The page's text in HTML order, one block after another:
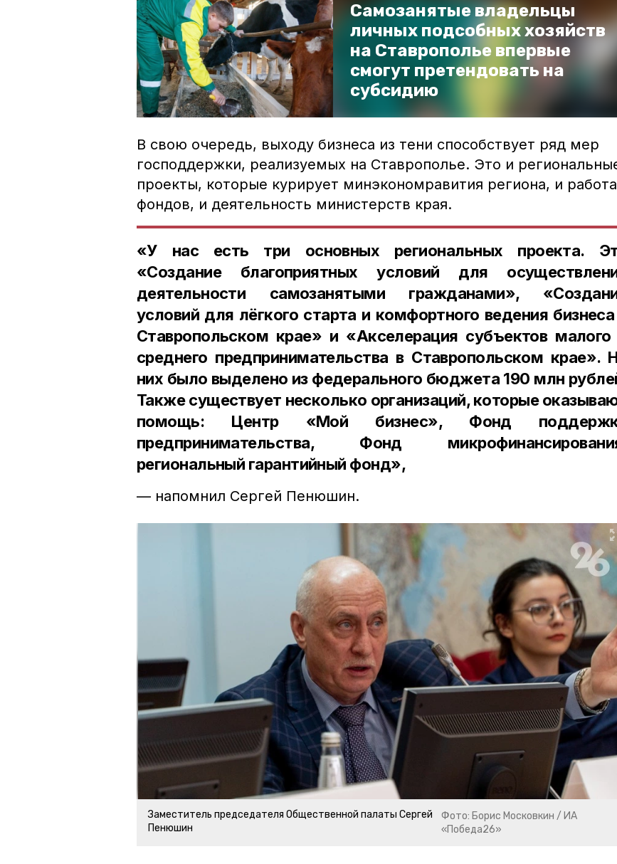
Самозанятые владельцы
личных подсобных хозяйств
на Ставрополье впервые
смогут претендовать на
субсидию
В свою очередь, выходу бизнеса из тени способствует ряд мер
господдержки, реализуемых на Ставрополье. Это и
проекты, которые курирует минэкономравития региона, и работа
фондов, и деятельность министерств края.
«У нас есть три основных региональных проекта.
«Создание благоприятных условий для
деятельности самозанятыми гражданами»,
условий для лёгкого старта и комфортного ведения
Ставропольском крае» и «Акселерация субъектов малого
среднего предпринимательства в Ставропольском крае».
них было выделено из федерального бюджета 190 млн
Также существует несколько организаций, которые
помощь: Центр «Мой бизнес», Фонд
предпринимательства, Фонд
региональный гарантийный фонд»,
— напомнил Сергей Пенюшин.
Заместитель председателя Общественной палаты Сергей
Пенюшин
Фото: Борис Московкин / ИА
«Победа26»